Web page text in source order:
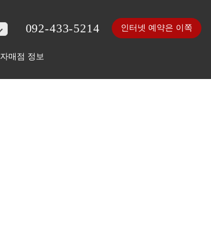
자매점 정보
092-433-5214 인터넷 예약은 이쪽